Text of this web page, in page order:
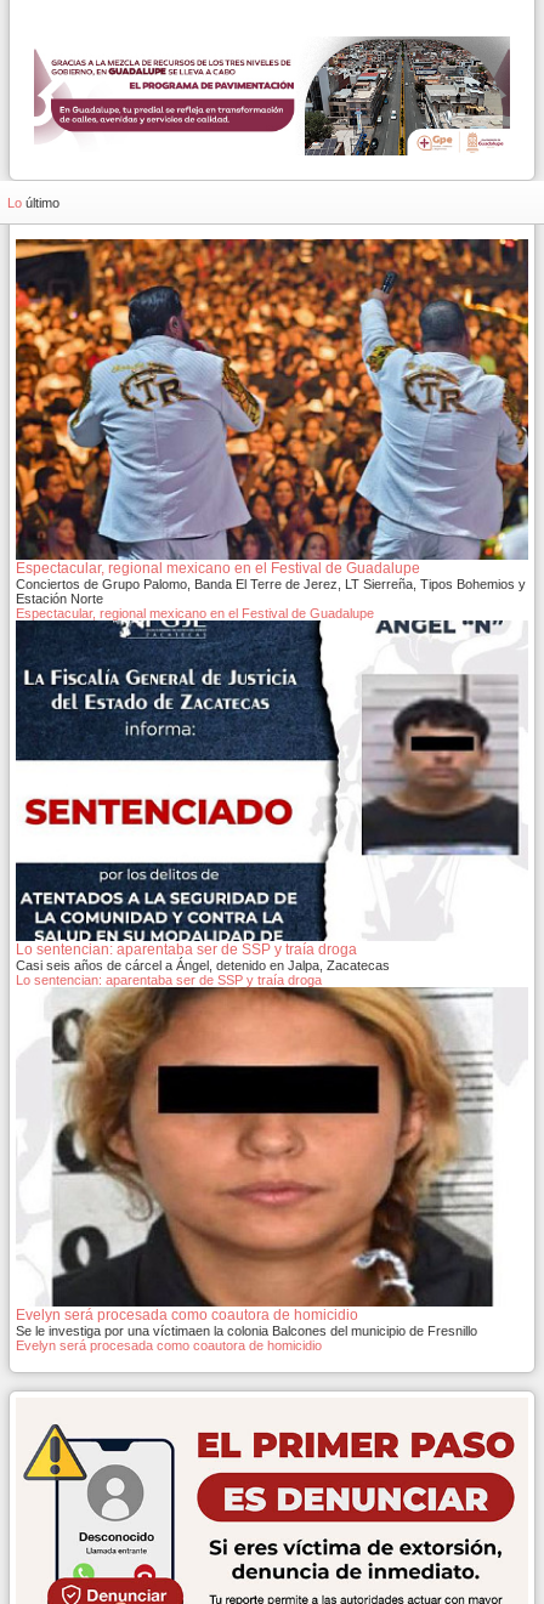
Lo último
Espectacular, regional mexicano en el Festival de Guadalupe
Conciertos de Grupo Palomo, Banda El Terre de Jerez, LT Sierreña, Tipos Bohemios y
Estación Norte
Espectacular, regional mexicano en el Festival de Guadalupe
Lo sentencian: aparentaba ser de SSP y traía droga
Casi seis años de cárcel a Ángel, detenido en Jalpa, Zacatecas
Lo sentencian: aparentaba ser de SSP y traía droga
Evelyn será procesada como coautora de homicidio
Se le investiga por una víctimaen la colonia Balcones del municipio de Fresnillo
Evelyn será procesada como coautora de homicidio